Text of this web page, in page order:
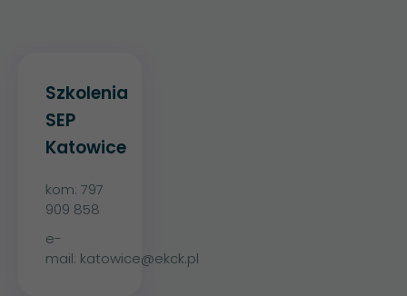
Szkolenia
SEP
Katowice
kom: 797
909 858
e-
mail: katowice@ekck.pl